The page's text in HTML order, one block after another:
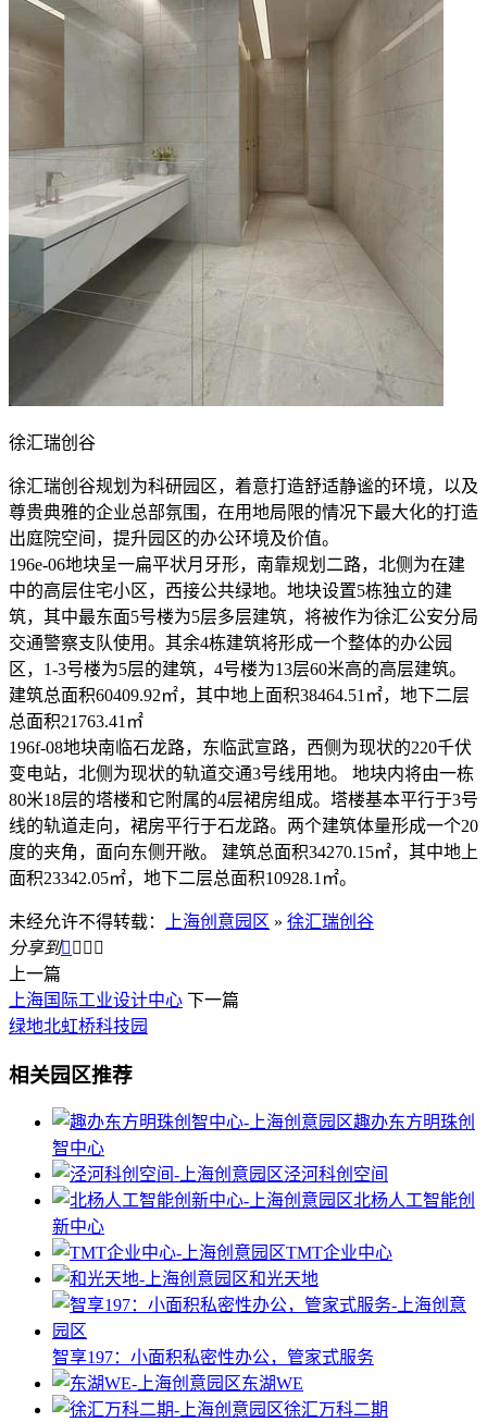
徐汇瑞创谷
徐汇瑞创谷规划为科研园区，着意打造舒适静谧的环境，以及
尊贵典雅的企业总部氛围，在用地局限的情况下最大化的打造
出庭院空间，提升园区的办公环境及价值。
196e-06地块呈一扁平状月牙形，南靠规划二路，北侧为在建
中的高层住宅小区，西接公共绿地。地块设置5栋独立的建
筑，其中最东面5号楼为5层多层建筑，将被作为徐汇公安分局
交通警察支队使用。其余4栋建筑将形成一个整体的办公园
区，1-3号楼为5层的建筑，4号楼为13层60米高的高层建筑。
建筑总面积60409.92㎡，其中地上面积38464.51㎡，地下二层
总面积21763.41㎡
196f-08地块南临石龙路，东临武宣路，西侧为现状的220千伏
变电站，北侧为现状的轨道交通3号线用地。 地块内将由一栋
80米18层的塔楼和它附属的4层裙房组成。塔楼基本平行于3号
线的轨道走向，裙房平行于石龙路。两个建筑体量形成一个20
度的夹角，面向东侧开敞。 建筑总面积34270.15㎡，其中地上
面积23342.05㎡，地下二层总面积10928.1㎡。
未经允许不得转载： 上海创意园区 » 徐汇瑞创谷
分享到   
上一篇
上海国际工业设计中心 下一篇
绿地北虹桥科技园
相关园区推荐
趣办东方明珠创
智中心
泾河科创空间
北杨人工智能创
新中心
TMT企业中心
和光天地
智享197：小面积私密性办公，管家式服务
东湖WE
徐汇万科二期